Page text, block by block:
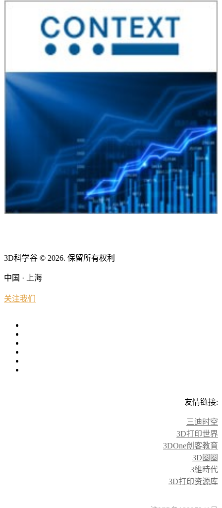
3D科学谷 © 2026. 保留所有权利
中国 · 上海
关注我们
友情链接:
三迪时空
3D打印世界
3DOne创客教育
3D圈圈
3維時代
3D打印资源库